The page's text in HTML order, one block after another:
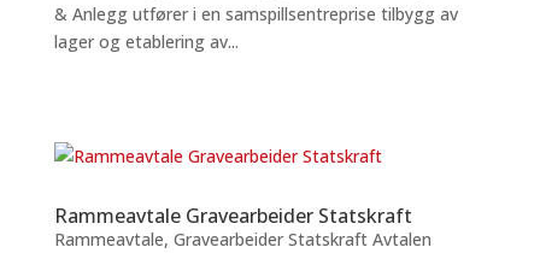
& Anlegg utfører i en samspillsentreprise tilbygg av
lager og etablering av...
Rammeavtale Gravearbeider Statskraft
Rammeavtale, Gravearbeider Statskraft Avtalen